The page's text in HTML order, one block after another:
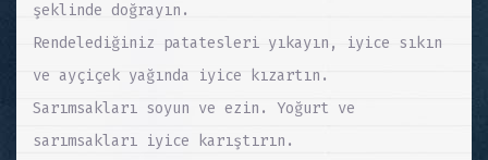
şeklinde doğrayın.
Rendelediğiniz patatesleri yıkayın, iyice sıkın
ve ayçiçek yağında iyice kızartın.
Sarımsakları soyun ve ezin. Yoğurt ve
sarımsakları iyice karıştırın.